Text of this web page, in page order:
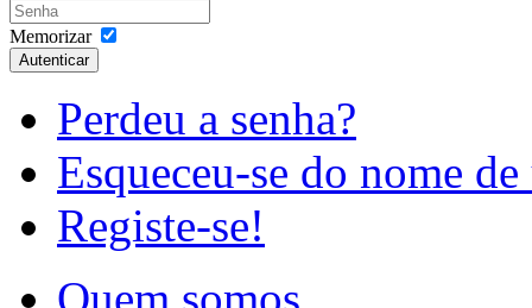
Memorizar
Autenticar
Perdeu a senha?
Esqueceu-se do nome
Registe-se!